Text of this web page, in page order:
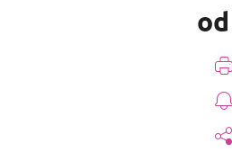
od
cijenu: